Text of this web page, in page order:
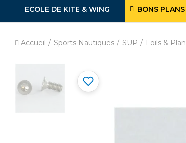
ECOLE DE KITE & WING BONS PLANS
Accueil Sports Nautiques SUP Foils &